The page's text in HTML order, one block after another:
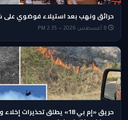
حرائق ونهب بعد استيلاء فوضوي
حريق «إم بي 18» يطلق